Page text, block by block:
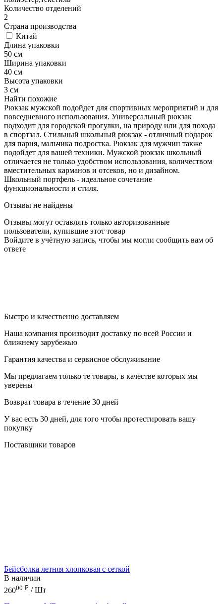
Количество отделений
2
Страна производства
Китай
Длина упаковки
50 см
Ширина упаковки
40 см
Высота упаковки
3 см
Найти похожие
Рюкзак мужской подойдет для спортивных мероприятий и для
повседневного использования. Универсальный рюкзак
подходит для городской прогулки, на природу или для похода
в спортзал. Стильный школьный рюкзак - отличный подарок
для парня, мальчика подростка. Рюкзак для мужчин также
подойдет для вашей техники. Мужской рюкзак школьный
отличается не только удобством использования, количеством
вместительных карманов и отсеков, но и дизайном.
Школьный портфель - идеальное сочетание
функциональности и стиля.
Отзывы не найдены
Отзывы могут оставлять только авторизованные
пользователи, купившие этот товар
Войдите в учётную запись, чтобы мы могли сообщить вам об
ответе
Быстро и качественно доставляем
Наша компания производит доставку по всей России и
ближнему зарубежью
Гарантия качества и сервисное обслуживание
Мы предлагаем только те товары, в качестве которых мы
уверены
Возврат товара в течение 30 дней
У вас есть 30 дней, для того чтобы протестировать вашу
покупку
Поставщики товаров
Бейсболка летняя хлопковая с сеткой
В наличии
26000 ₽ / Шт